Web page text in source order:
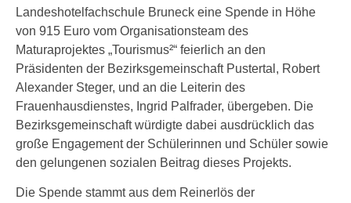
Landeshotelfachschule Bruneck eine Spende in Höhe
von 915 Euro vom Organisationsteam des
Maturaprojektes „Tourismus²“ feierlich an den
Präsidenten der Bezirksgemeinschaft Pustertal, Robert
Alexander Steger, und an die Leiterin des
Frauenhausdienstes, Ingrid Palfrader, übergeben. Die
Bezirksgemeinschaft würdigte dabei ausdrücklich das
große Engagement der Schülerinnen und Schüler sowie
den gelungenen sozialen Beitrag dieses Projekts.
Die Spende stammt aus dem Reinerlös der